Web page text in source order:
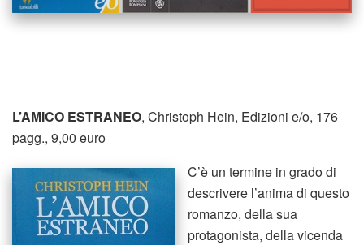
L’AMICO ESTRANEO, Christoph Hein, Edizioni e/o, 176
pagg., 9,00 euro
C’è un termine in grado di
descrivere l’anima di questo
romanzo, della sua
protagonista, della vicenda